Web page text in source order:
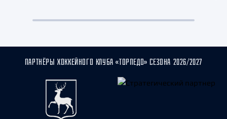
ПАРТНЁРЫ ХОККЕЙНОГО КЛУБА «ТОРПЕДО» СЕЗОНА 2026/2027